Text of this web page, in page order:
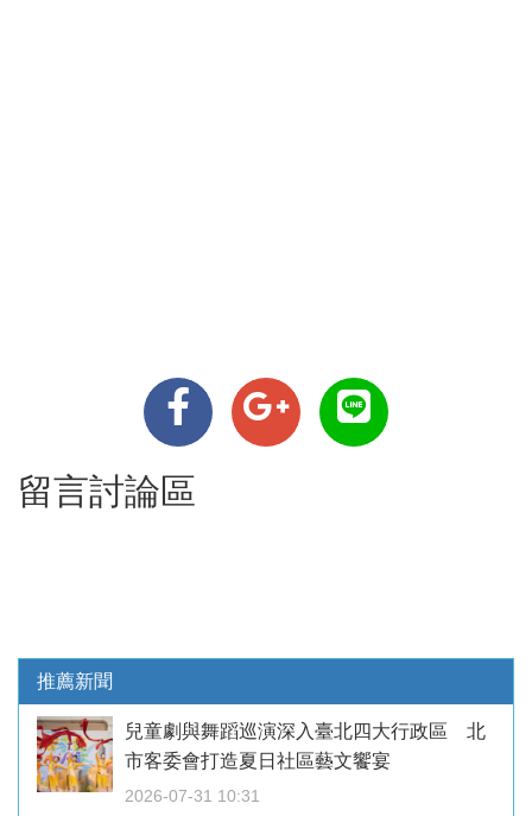
留言討論區
推薦新聞
兒童劇與舞蹈巡演深入臺北四大行政區 北
市客委會打造夏日社區藝文饗宴
2026-07-31 10:31